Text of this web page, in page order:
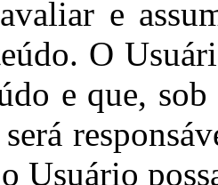
e
O
e que,
Usuário